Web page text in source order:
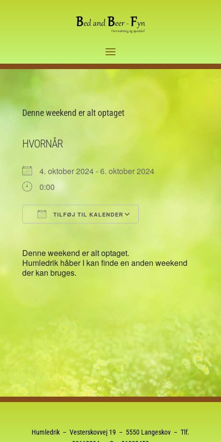
Denne weekend er alt optaget
HVORNÅR
4. oktober 2024 - 6. oktober 2024
0:00
TILFØJ TIL KALENDER
Denne weekend er alt optaget.
Humledrik håber I kan finde en anden weekend
der kan bruges.
Humledrik – Vesterskovvej 19 – 5550 Langeskov – Tlf.